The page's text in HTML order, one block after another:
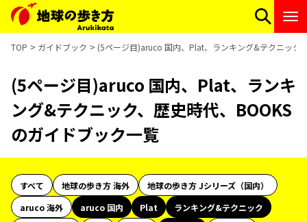
TOP ガイドブック (5ページ目)aruco 国内、Plat、ランキング&テクニック
(5ページ目)aruco 国内、Plat、ランキ
ング&テクニック、歴史時代、BOOKS
のガイドブック一覧
すべて 地球の歩き方 海外
地球の歩き方 Jシリーズ（国内）
aruco 海外
aruco 国内 Plat
ランキング&テクニック